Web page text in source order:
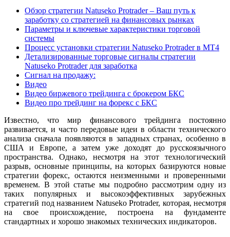
Обзор стратегии Natuseko Protrader – Ваш путь к
заработку со стратегией на финансовых рынках
Параметры и ключевые характеристики торговой
системы
Процесс установки стратегии Natuseko Protrader в МТ4
Детализированные торговые сигналы стратегии
Natuseko Protrader для заработка
Сигнал на продажу:
Видео
Видео биржевого трейдинга с брокером БКС
Видео про трейдинг на форекс с БКС
Известно, что мир финансового трейдинга постоянно
развивается, и часто передовые идеи в области технического
анализа сначала появляются в западных странах, особенно в
США и Европе, а затем уже доходят до русскоязычного
пространства. Однако, несмотря на этот технологический
разрыв, основные принципы, на которых базируются новые
стратегии форекс, остаются неизменными и проверенными
временем. В этой статье мы подробно рассмотрим одну из
таких популярных и высокоэффективных зарубежных
стратегий под названием Natuseko Protrader, которая, несмотря
на свое происхождение, построена на фундаменте
стандартных и хорошо знакомых технических индикаторов.